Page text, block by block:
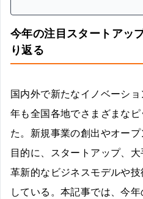
今年の注目スタートアッ
り返る
国内外で新たなイノベーシ
年も全国各地でさまざまな
た。新規事業の創出やオー
目的に、スタートアップ、大
革新的なビジネスモデルや
している。本記事では、今